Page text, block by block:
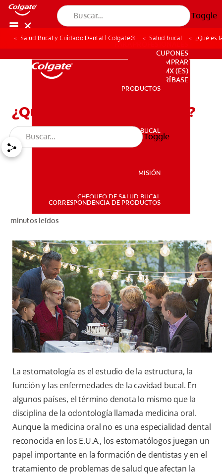
Toggle
PRODUCTOS
SALUD BUCAL
CORRESPONDENCIA DE PRODUCTOS
PARA PROFESIONALES
CUPONES
DONDE COMPRAR
SUSCRÍBASE
PARA PROFESIONALES
CUPONES
DONDE COMPRAR
MX (ES)
SUSCRÍBASE
PRODUCTOS
SALUD BUCAL
MISIÓN
CHEQUEO DE SALUD BUCAL
CORRESPONDENCIA DE PRODUCTOS
Toggle
Salud Bucal y Cuidado Dental | Colgate® Salud bucal ¿Qué es
¿Qué es la estomatología?
minutos leídos
La estomatología es el estudio de la estructura, la
función y las enfermedades de la cavidad bucal. En
algunos países, el término denota lo mismo que la
disciplina de la odontología llamada medicina oral.
Aunque la medicina oral no es una especialidad dental
reconocida en los E.U.A., los estomatólogos juegan un
papel importante en la formación de dentistas y en el
tratamiento de problemas de salud que afectan la